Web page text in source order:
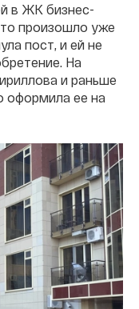
в ЖК бизнес-
произошло уже
пост, и ей не
На
и раньше
оформила ее на